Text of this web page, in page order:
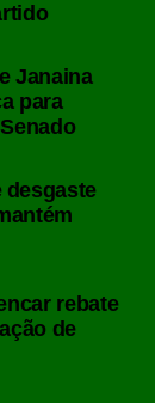
Janaina
para
desgaste
rebate
de